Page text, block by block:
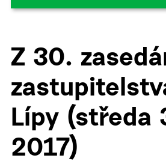
Z 30.
Lípy (středa
2017)